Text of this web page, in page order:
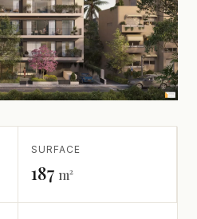
SURFACE
187 m²